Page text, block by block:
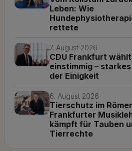
Leben: Wie
rettete
7. August 2026
CDU Frankfurt
einstimmig –
der Einigkeit
6. August 2026
Tierschutz im
Frankfurter
kämpft für Tauben
Tierrechte